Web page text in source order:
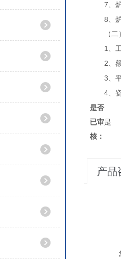
7、
8、
（
1 、
2、
3、
4、
是否
已审
核：
是
产品